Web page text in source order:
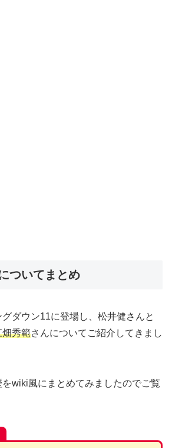
ついてまとめ
ダウン11に登場し、松井健さんと
畑秀範さんについてご紹介してきまし
wiki風にまとめてみましたのでご覧